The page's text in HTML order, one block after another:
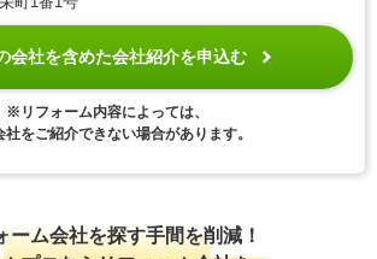
会社を含めた会社紹介を申込む
※リフォーム内容によっては、
社をご紹介できない場合があります。
ーム会社を探す手間を削減！